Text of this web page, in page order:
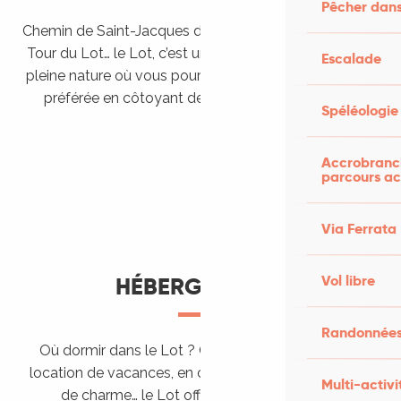
Pêcher
Escalade
Spéléologie
parcours
Via Ferrata
Vol libre
Multi-
Chemin de Saint-Jacques de Compostelle, Véloroutes,
Tour du Lot… le Lot, c’est une véritable destination de
pleine nature où vous pourrez pratiquer votre activité
préférée en côtoyant des paysages grandioses.
HÉBERGEMENTS
Où dormir dans le Lot ? Chez l’habitant, dans une
location de vacances, en camping, ou dans un hôtel
de charme… le Lot offre des hébergements